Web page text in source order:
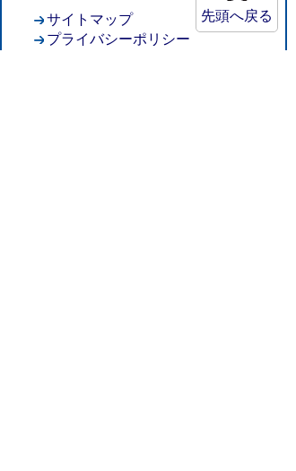
先頭へ戻る
サイトマップ
プライバシーポリシー